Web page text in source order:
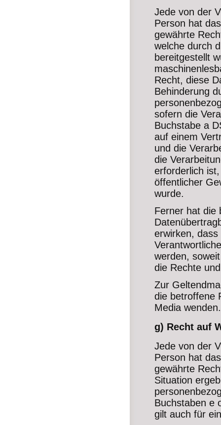
Jede von der
Person hat
gewährte
welche durch
bereitgestellt
Recht, diese
Behinderung
sofern die
Buchstabe a
auf einem
und die
die
erforderlich
öffentlicher
wurde.
Ferner hat die
erwirken,
werden,
die Rechte
Zur
die betroffene
Media wenden.
g) Recht auf
Jede von der
Person hat
gewährte
Situation
Buchstaben e
gilt auch für